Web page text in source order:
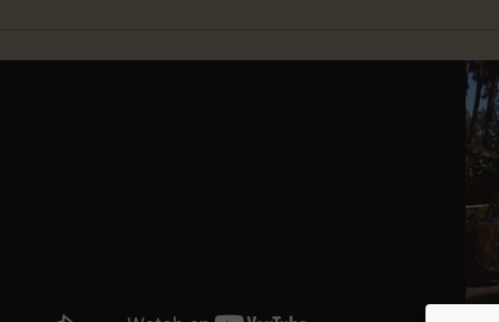
le temps de votre séjour et de
balades, du marché, des
Emplacements camping, mobil homes
alternant ombre et soleil vous
confort optimal et pouvant